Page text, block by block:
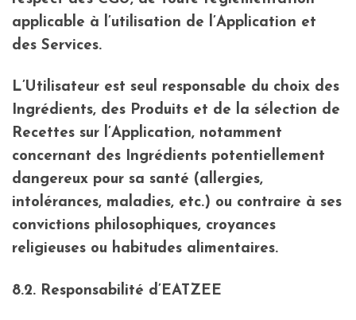
applicable à l’utilisation de l’Application et
des Services.
L’Utilisateur est seul responsable du choix des
Ingrédients, des Produits et de la sélection de
Recettes sur l’Application, notamment
concernant des Ingrédients potentiellement
dangereux pour sa santé (allergies,
intolérances, maladies, etc.) ou contraire à ses
convictions philosophiques, croyances
religieuses ou habitudes alimentaires.
8.2. Responsabilité d’EATZEE